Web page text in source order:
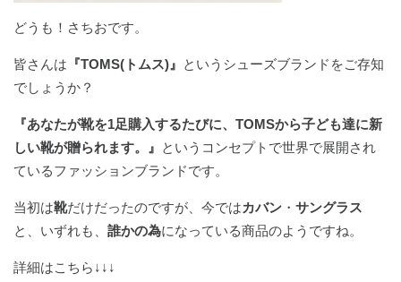
どうも！さちおです。
皆さんは 『TOMS(トムス)』 というシューズブランドをご存知
でしょうか？
『あなたが靴を1足購入するたびに、TOMSから子ども達に新
しい靴が贈られます。』 というコンセプトで世界で展開され
ているファッションブランドです。
当初は靴だけだったのですが、今ではカバン ・ サングラス
と、いずれも、 誰かの為になっている商品のようですね。
詳細はこちら↓↓↓